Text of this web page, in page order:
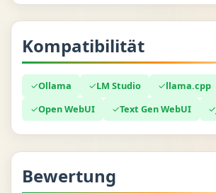
Kompatibilität
✓Ollama ✓LM Studio ✓llama.cpp
✓Open WebUI ✓Text Gen WebUI ✓
Bewertung